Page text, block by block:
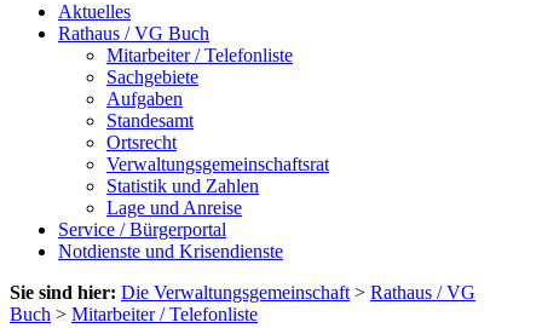
Aktuelles
Rathaus / VG Buch
Mitarbeiter / Telefonliste
Sachgebiete
Aufgaben
Standesamt
Ortsrecht
Verwaltungsgemeinschaftsrat
Statistik und Zahlen
Lage und Anreise
Service / Bürgerportal
Notdienste und Krisendienste
Sie sind hier: Die Verwaltungsgemeinschaft > Rathaus / VG
Buch > Mitarbeiter / Telefonliste